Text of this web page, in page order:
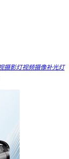
摄影灯视频摄像补光灯